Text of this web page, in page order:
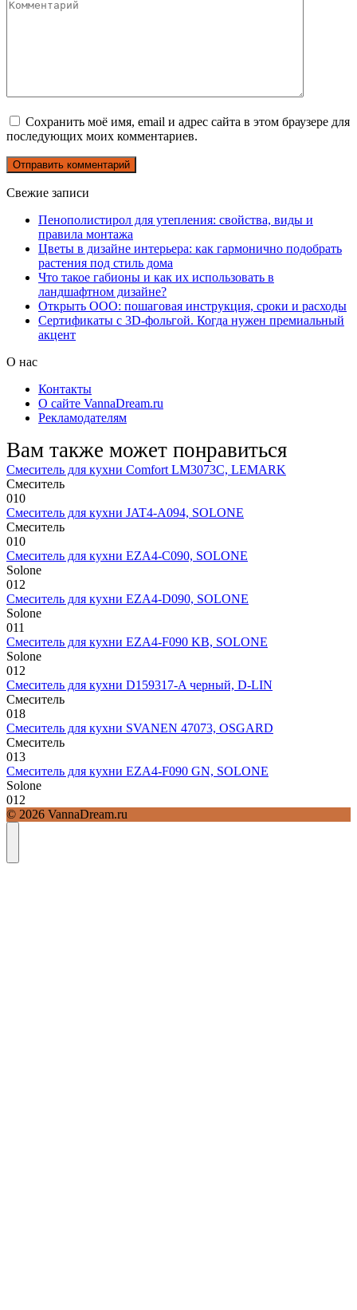
Сохранить моё имя, email и адрес сайта в этом браузере для
последующих моих комментариев.
Свежие записи
Пенополистирол для утепления: свойства, виды и
правила монтажа
Цветы в дизайне интерьера: как гармонично подобрать
растения под стиль дома
Что такое габионы и как их использовать в
ландшафтном дизайне?
Открыть ООО: пошаговая инструкция, сроки и расходы
Сертификаты с 3D-фольгой. Когда нужен премиальный
акцент
О нас
Контакты
О сайте VannaDream.ru
Рекламодателям
Вам также может понравиться
Смеситель для кухни Comfort LM3073C, LEMARK
Смеситель
010
Смеситель для кухни JAT4-A094, SOLONE
Смеситель
010
Смеситель для кухни EZA4-C090, SOLONE
Solone
012
Смеситель для кухни EZA4-D090, SOLONE
Solone
011
Смеситель для кухни EZA4-F090 KB, SOLONE
Solone
012
Смеситель для кухни D159317-A черный, D-LIN
Смеситель
018
Смеситель для кухни SVANEN 47073, OSGARD
Смеситель
013
Смеситель для кухни EZA4-F090 GN, SOLONE
Solone
012
© 2026 VannaDream.ru